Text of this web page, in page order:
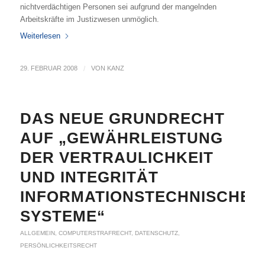
nichtverdächtigen Personen sei aufgrund der mangelnden
Arbeitskräfte im Justizwesen unmöglich.
Weiterlesen
29. FEBRUAR 2008 / VON KANZ
DAS NEUE GRUNDRECHT
AUF „GEWÄHRLEISTUNG
DER VERTRAULICHKEIT
UND INTEGRITÄT
INFORMATIONSTECHNISCHER
SYSTEME“
ALLGEMEIN, COMPUTERSTRAFRECHT, DATENSCHUTZ,
PERSÖNLICHKEITSRECHT